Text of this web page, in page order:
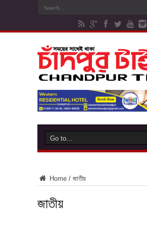
Home / জাতীয়
জাতীয়